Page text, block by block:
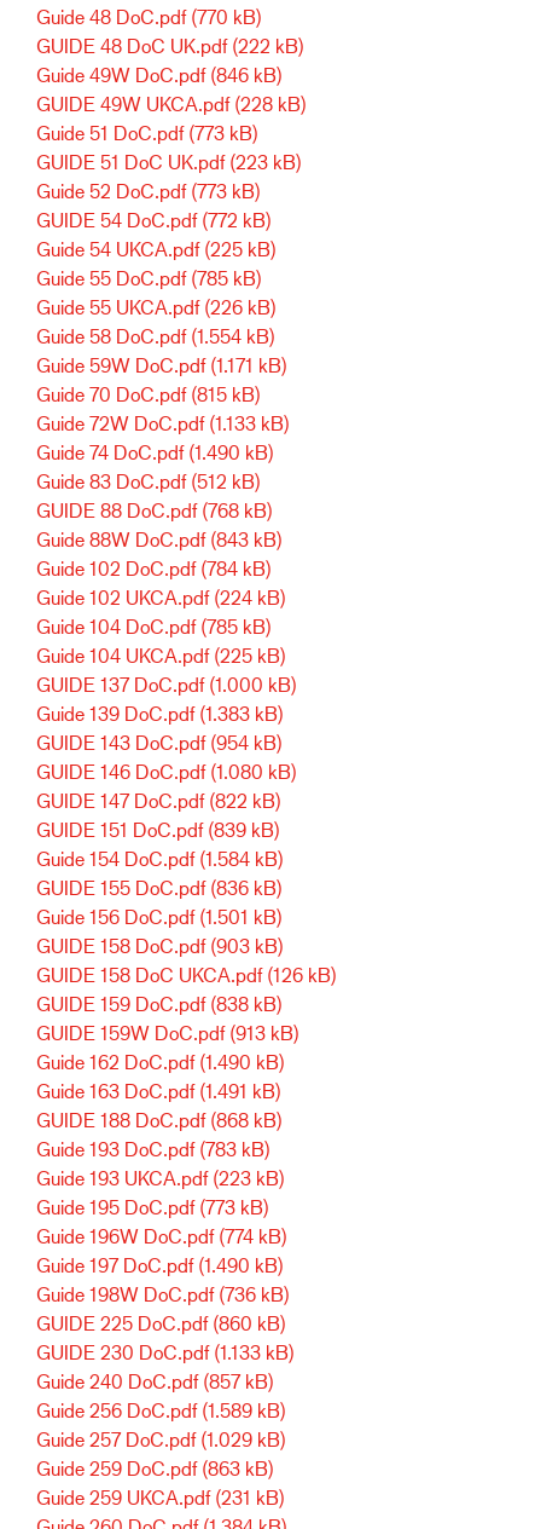
Guide 48 DoC.pdf (770 kB)
GUIDE 48 DoC UK.pdf (222 kB)
Guide 49W DoC.pdf (846 kB)
GUIDE 49W UKCA.pdf (228 kB)
Guide 51 DoC.pdf (773 kB)
GUIDE 51 DoC UK.pdf (223 kB)
Guide 52 DoC.pdf (773 kB)
GUIDE 54 DoC.pdf (772 kB)
Guide 54 UKCA.pdf (225 kB)
Guide 55 DoC.pdf (785 kB)
Guide 55 UKCA.pdf (226 kB)
Guide 58 DoC.pdf (1.554 kB)
Guide 59W DoC.pdf (1.171 kB)
Guide 70 DoC.pdf (815 kB)
Guide 72W DoC.pdf (1.133 kB)
Guide 74 DoC.pdf (1.490 kB)
Guide 83 DoC.pdf (512 kB)
GUIDE 88 DoC.pdf (768 kB)
Guide 88W DoC.pdf (843 kB)
Guide 102 DoC.pdf (784 kB)
Guide 102 UKCA.pdf (224 kB)
Guide 104 DoC.pdf (785 kB)
Guide 104 UKCA.pdf (225 kB)
GUIDE 137 DoC.pdf (1.000 kB)
Guide 139 DoC.pdf (1.383 kB)
GUIDE 143 DoC.pdf (954 kB)
GUIDE 146 DoC.pdf (1.080 kB)
GUIDE 147 DoC.pdf (822 kB)
GUIDE 151 DoC.pdf (839 kB)
Guide 154 DoC.pdf (1.584 kB)
GUIDE 155 DoC.pdf (836 kB)
Guide 156 DoC.pdf (1.501 kB)
GUIDE 158 DoC.pdf (903 kB)
GUIDE 158 DoC UKCA.pdf (126 kB)
GUIDE 159 DoC.pdf (838 kB)
GUIDE 159W DoC.pdf (913 kB)
Guide 162 DoC.pdf (1.490 kB)
Guide 163 DoC.pdf (1.491 kB)
GUIDE 188 DoC.pdf (868 kB)
Guide 193 DoC.pdf (783 kB)
Guide 193 UKCA.pdf (223 kB)
Guide 195 DoC.pdf (773 kB)
Guide 196W DoC.pdf (774 kB)
Guide 197 DoC.pdf (1.490 kB)
Guide 198W DoC.pdf (736 kB)
GUIDE 225 DoC.pdf (860 kB)
GUIDE 230 DoC.pdf (1.133 kB)
Guide 240 DoC.pdf (857 kB)
Guide 256 DoC.pdf (1.589 kB)
Guide 257 DoC.pdf (1.029 kB)
Guide 259 DoC.pdf (863 kB)
Guide 259 UKCA.pdf (231 kB)